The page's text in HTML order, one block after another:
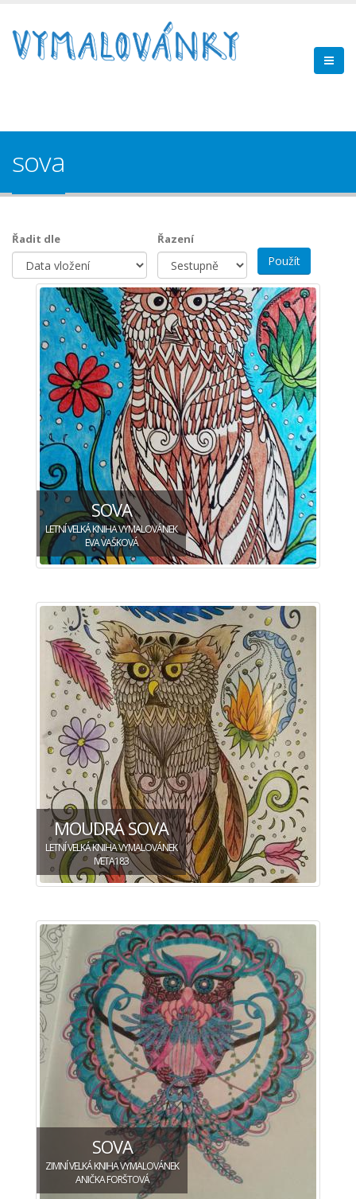
sova
Řadit dle Řazení
SOVA
LETNÍ VELKÁ KNIHA VYMALOVÁNEK
EVA VAŠKOVÁ
MOUDRÁ SOVA
LETNÍ VELKÁ KNIHA VYMALOVÁNEK
IVETA183
SOVA
ZIMNÍ VELKÁ KNIHA VYMALOVÁNEK
ANIČKA FORŠTOVÁ